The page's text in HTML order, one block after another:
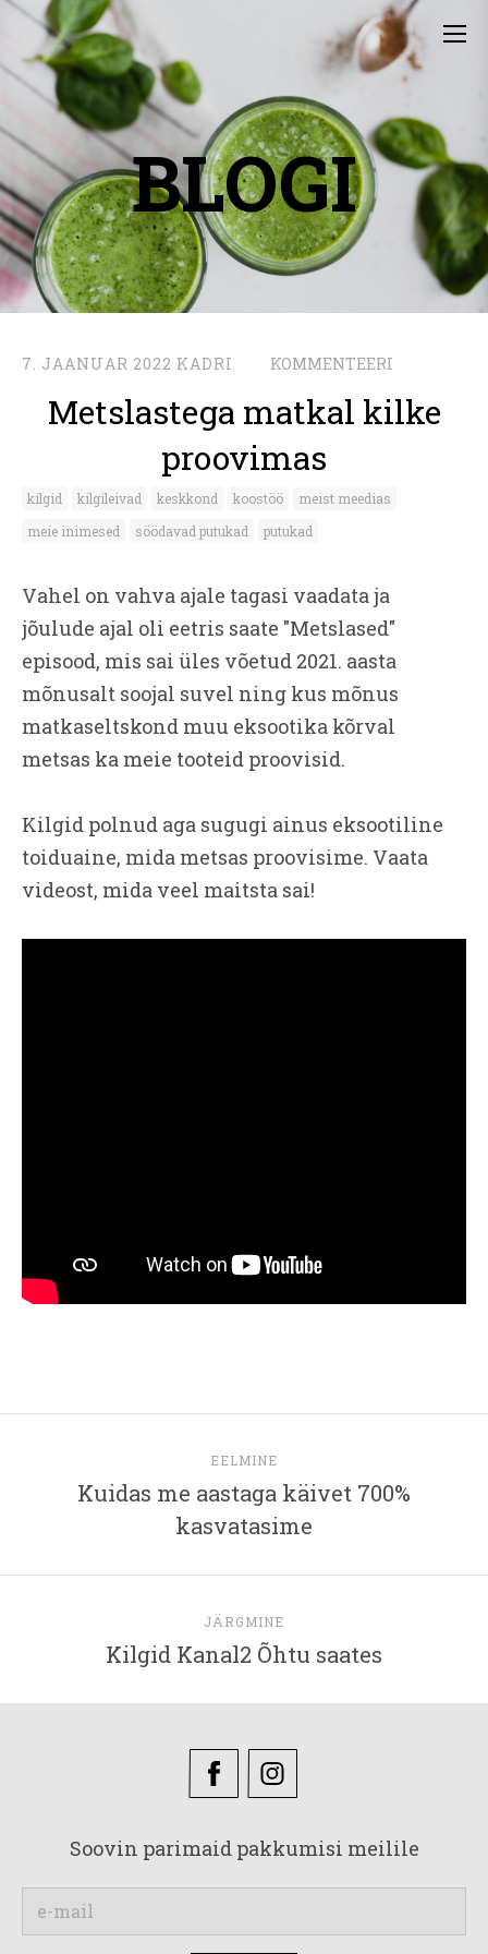
BLOGI
7. JAANUAR 2022 KADRI KOMMENTEERI
Metslastega matkal kilke
proovimas
kilgid kilgileivad keskkond koostöö
meist meedias
meie inimesed
söödavad putukad putukad
Vahel on vahva ajale tagasi vaadata ja
jõulude ajal oli eetris saate "Metslased"
episood, mis sai üles võetud 2021. aasta
mõnusalt soojal suvel ning kus mõnus
matkaseltskond muu eksootika kõrval
metsas ka meie tooteid proovisid.
Kilgid polnud aga sugugi ainus eksootiline
toiduaine, mida metsas proovisime. Vaata
videost, mida veel maitsta sai!
EELMINE
Kuidas me aastaga käivet 700%
kasvatasime
JÄRGMINE
Kilgid Kanal2 Õhtu saates
Soovin parimaid pakkumisi meilile